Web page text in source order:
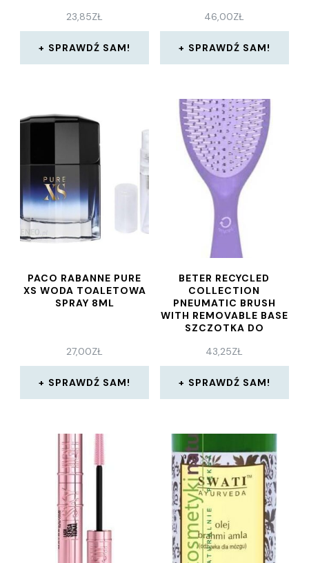
23,85ZŁ
SPRAWDŹ SAM!
46,00ZŁ
SPRAWDŹ SAM!
PACO RABANNE PURE
XS WODA TOALETOWA
SPRAY 8ML
27,00ZŁ
SPRAWDŹ SAM!
BETER RECYCLED
COLLECTION
PNEUMATIC BRUSH
WITH REMOVABLE BASE
SZCZOTKA DO
43,25ZŁ
SPRAWDŹ SAM!